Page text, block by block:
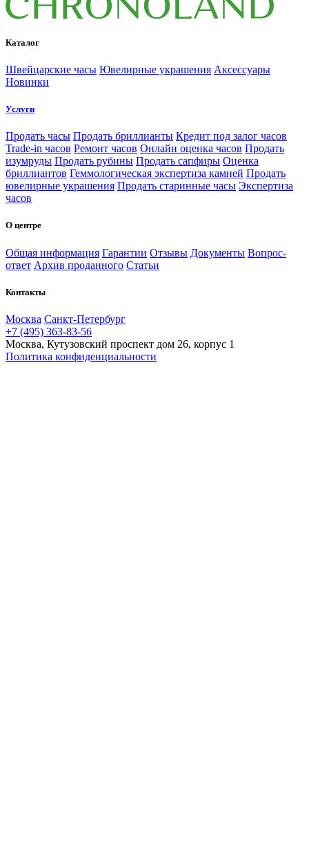
Каталог
Швейцарские часы Ювелирные украшения Аксессуары
Новинки
Услуги
Продать часы Продать бриллианты Кредит под залог часов
Trade-in часов Ремонт часов Онлайн оценка часов Продать
изумруды Продать рубины Продать сапфиры Оценка
бриллиантов Геммологическая экспертиза камней Продать
ювелирные украшения Продать старинные часы Экспертиза
часов
О центре
Общая информация Гарантии Отзывы Документы Вопрос-
ответ Архив проданного Статьи
Контакты
Москва Санкт-Петербург
+7 (495) 363-83-56
Москва, Кутузовский проспект дом 26, корпус 1
Политика конфиденциальности